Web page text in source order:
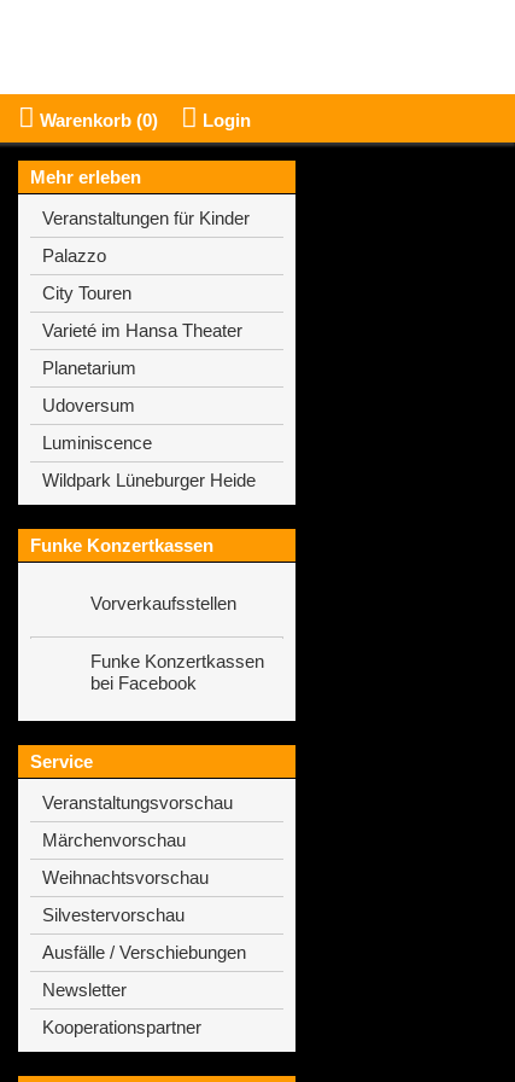
Warenkorb (0) Login
Mehr erleben
Veranstaltungen für Kinder
Palazzo
City Touren
Varieté im Hansa Theater
Planetarium
Udoversum
Luminiscence
Wildpark Lüneburger Heide
Funke Konzertkassen
Vorverkaufsstellen
Funke Konzertkassen
bei Facebook
Service
Veranstaltungsvorschau
Märchenvorschau
Weihnachtsvorschau
Silvestervorschau
Ausfälle / Verschiebungen
Newsletter
Kooperationspartner